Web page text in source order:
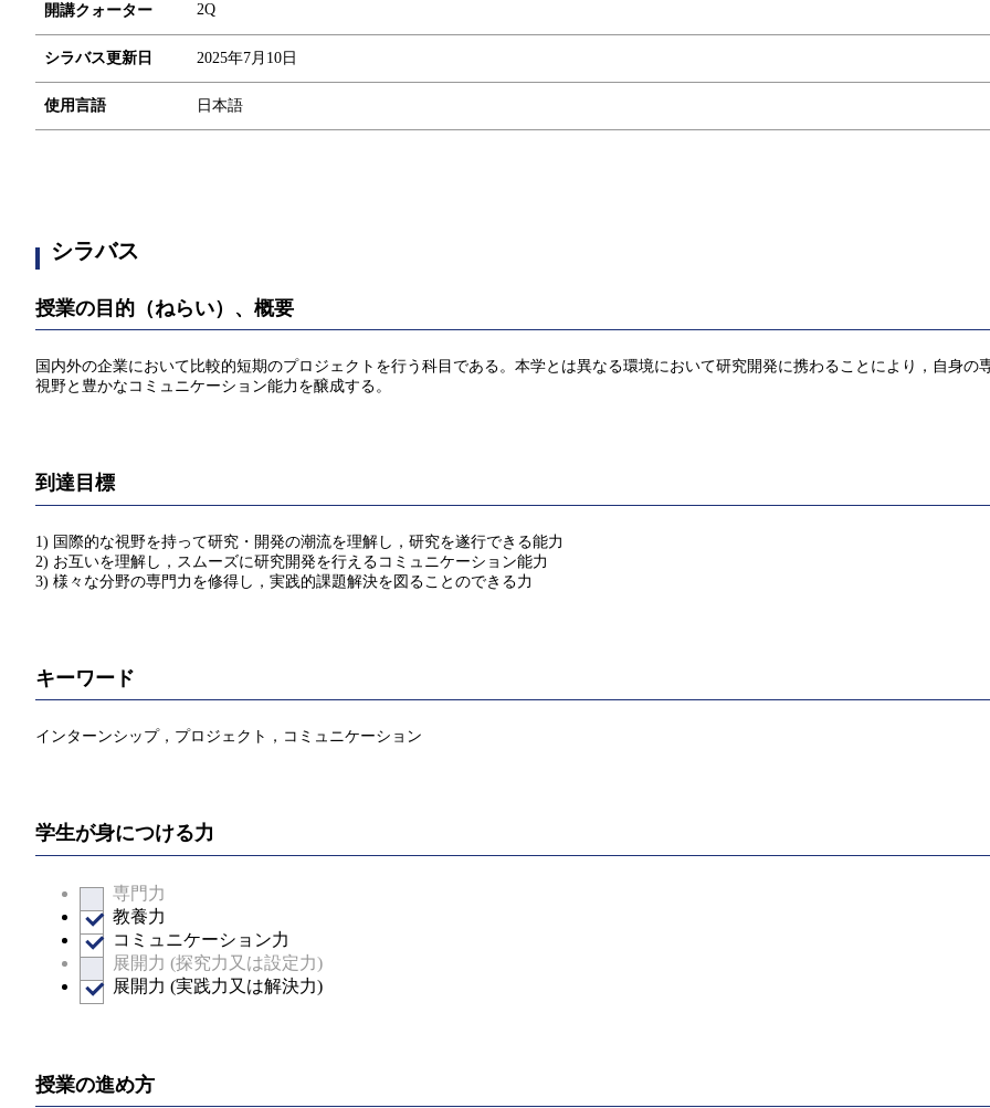
開講クォーター 2Q
シラバス更新日 2025年7月10日
使用言語 日本語
シラバス
授業の目的（ねらい）、概要
国内外の企業において比較的短期のプロジェクトを行う科目である。本学とは異なる環境において研究開発に携わることにより，自身
視野と豊かなコミュニケーション能力を醸成する。
到達目標
1) 国際的な視野を持って研究・開発の潮流を理解し，研究を遂行できる能力
2) お互いを理解し，スムーズに研究開発を行えるコミュニケーション能力
3) 様々な分野の専門力を修得し，実践的課題解決を図ることのできる力
キーワード
インターンシップ，プロジェクト，コミュニケーション
学生が身につける力
専門力
教養力
コミュニケーション力
展開力 (探究力又は設定力)
展開力 (実践力又は解決力)
授業の進め方